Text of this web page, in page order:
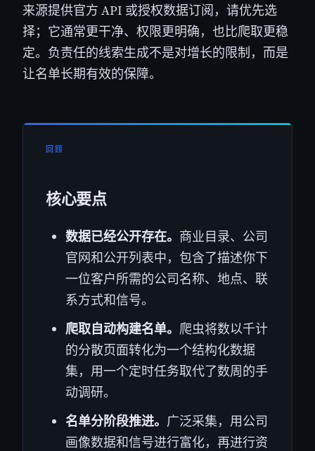
来源提供官方 API 或授权数据订阅，请优先选
择；它通常更干净、权限更明确，也比爬取更稳
定。负责任的线索生成不是对增长的限制，而是
让名单长期有效的保障。
回顾
核心要点
数据已经公开存在。 商业目录、公司
官网和公开列表中，包含了描述你下
一位客户所需的公司名称、地点、联
系方式和信号。
爬取自动构建名单。 爬虫将数以千计
的分散页面转化为一个结构化数据
集，用一个定时任务取代了数周的手
动调研。
名单分阶段推进。 广泛采集，用公司
画像数据和信号进行富化，再进行资